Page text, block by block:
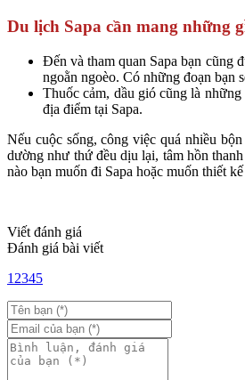
Du lịch Sapa cần mang những
Đến và tham quan Sapa bạn cũng
ngoằn ngoèo. Có những đoạn bạn
Thuốc cảm, dầu gió cũng là
địa điểm tại Sapa.
Nếu cuộc sống, công việc quá nhiều
dường như thứ đều dịu lại, tâm hồn
nào bạn muốn đi Sapa hoặc muốn thiết
Viết đánh giá
Đánh giá bài viết
1 2345